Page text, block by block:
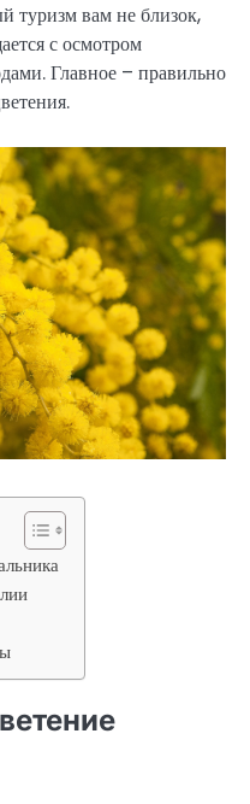
туризм вам не близок,
с осмотром
Главное – правильно